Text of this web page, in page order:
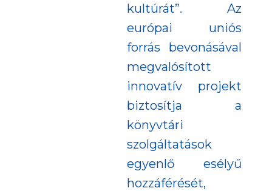
kultúrát”. Az
európai uniós
forrás bevonásával
megvalósított
innovatív projekt
biztosítja a
könyvtári
szolgáltatások
egyenlő esélyű
hozzáférését,